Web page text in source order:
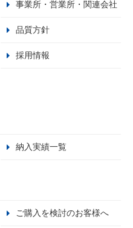
事業所・営業所・関連会社
品質方針
採用情報
納入実績一覧
ご購入を検討のお客様へ